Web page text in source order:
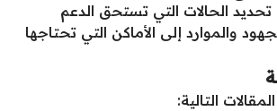
الحالات التي تستحق الدعم
والموارد إلى الأماكن التي تحتاجها
التالية: